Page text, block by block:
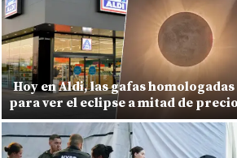
Hoy en Aldi, las gafas homologadas
para ver el eclipse a mitad de precio